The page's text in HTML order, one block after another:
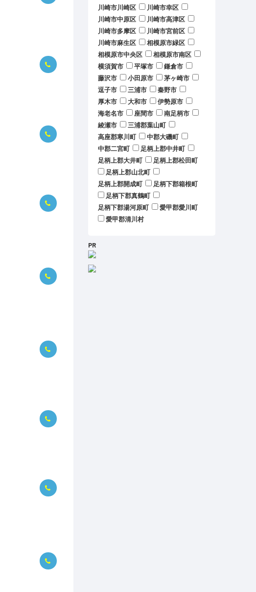
川崎市川崎区
川崎市幸区
川崎市中原区
川崎市高津区
川崎市多摩区
川崎市宮前区
川崎市麻生区
相模原市緑区
相模原市中央区
相模原市南区
横須賀市
平塚市
鎌倉市
藤沢市
小田原市
茅ヶ崎市
逗子市
三浦市
秦野市
厚木市
大和市
伊勢原市
海老名市
座間市
南足柄市
綾瀬市
三浦郡葉山町
高座郡寒川町
中郡大磯町
中郡二宮町
足柄上郡中井町
足柄上郡大井町
足柄上郡松田町
足柄上郡山北町
足柄上郡開成町
足柄下郡箱根町
足柄下郡真鶴町
足柄下郡湯河原町
愛甲郡愛川町
愛甲郡清川村
PR